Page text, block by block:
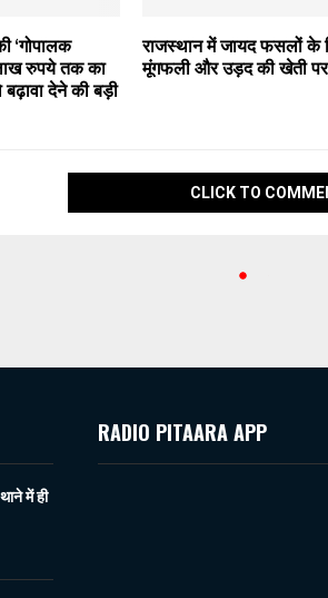
‘गोपालक
रुपये तक का
बढ़ावा देने की बड़ी
राजस्थान में जायद फसलों के
मूंगफली और उड़द की खेती
CLICK TO
में ही
RADIO PITAARA APP